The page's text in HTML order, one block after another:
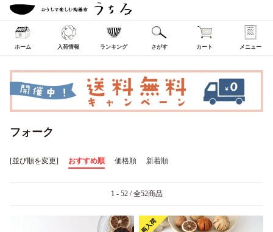
ホーム 入荷情報 ランキング さがす カート メニュー
フォーク
[並び順を変更] おすすめ順 価格順 新着順
1 - 52 / 全52商品